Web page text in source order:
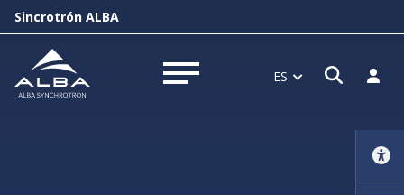
Sincrotrón ALBA
Abrir menú ES Abrir